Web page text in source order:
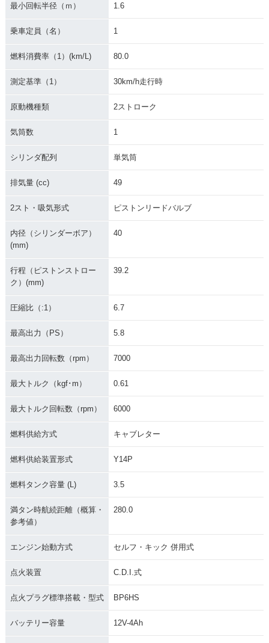
最小回転半径（ｍ） 1.6
乗車定員（名） 1
燃料消費率（1）(km/L) 80.0
測定基準（1） 30km/h走行時
原動機種類 2ストローク
気筒数 1
シリンダ配列 単気筒
排気量 (cc) 49
2スト・吸気形式 ピストンリードバルブ
内径（シリンダーボア）
(mm)
40
行程（ピストンストロー
ク）(mm)
39.2
圧縮比（:1） 6.7
最高出力（PS） 5.8
最高出力回転数（rpm） 7000
最大トルク（kgf･m） 0.61
最大トルク回転数（rpm） 6000
燃料供給方式 キャブレター
燃料供給装置形式 Y14P
燃料タンク容量 (L) 3.5
満タン時航続距離（概算・
参考値）
280.0
エンジン始動方式 セルフ・キック 併用式
点火装置 C.D.I.式
点火プラグ標準搭載・型式 BP6HS
バッテリー容量 12V-4Ah